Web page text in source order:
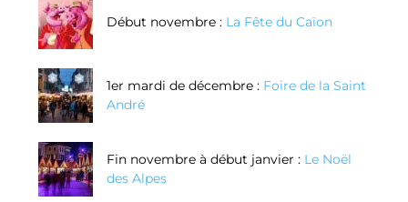
Début novembre : La Fête du Caïon
1er mardi de décembre : Foire de la Saint
André
Fin novembre à début janvier : Le Noël
des Alpes